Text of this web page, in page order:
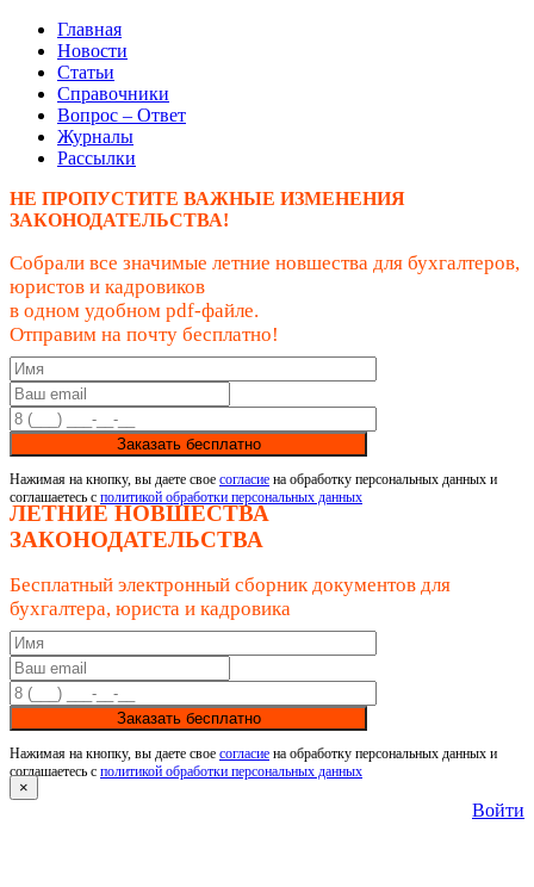
Главная
Новости
Статьи
Справочники
Вопрос – Ответ
Журналы
Рассылки
НЕ ПРОПУСТИТЕ ВАЖНЫЕ ИЗМЕНЕНИЯ
ЗАКОНОДАТЕЛЬСТВА!
Собрали все значимые летние новшества для бухгалтеров,
юристов и кадровиков
в одном удобном pdf-файле.
Отправим на почту бесплатно!
Заказать бесплатно
Нажимая на кнопку, вы даете свое согласие на обработку персональных данных и
соглашаетесь с политикой обработки персональных данных
ЛЕТНИЕ НОВШЕСТВА
ЗАКОНОДАТЕЛЬСТВА
Бесплатный электронный сборник документов для
бухгалтера, юриста и кадровика
Заказать бесплатно
Нажимая на кнопку, вы даете свое согласие на обработку персональных данных и
соглашаетесь с политикой обработки персональных данных
×
Войти